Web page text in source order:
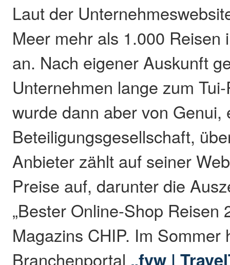
Laut der
Meer mehr als 1.000 Reisen
an. Nach eigener Auskunft
Unternehmen lange zum
wurde dann aber von Genui,
Beteiligungsgesellschaft,
Anbieter zählt auf seiner
Preise auf, darunter die
„Bester Online-Shop Reisen
Magazins CHIP. Im Sommer
Branchenportal „fvw |